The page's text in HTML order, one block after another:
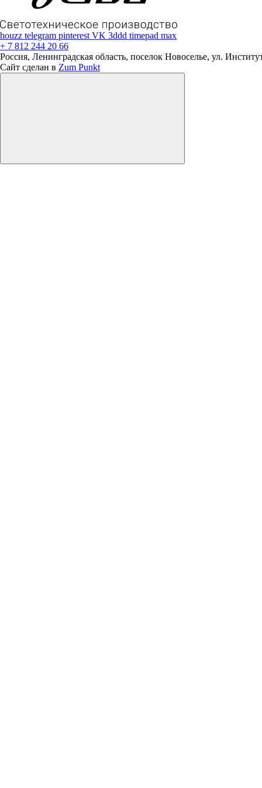
houzz telegram pinterest VK 3ddd timepad max
+ 7 812 244 20 66
Россия, Ленинградская область, поселок Новоселье, ул.
Сайт сделан в Zum Punkt